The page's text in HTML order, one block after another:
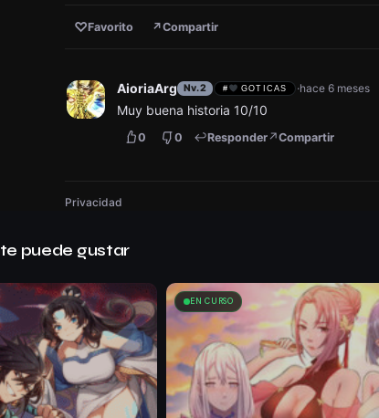
♡Favorito ↗Compartir
AioriaArg Nv.2 # GOTICAS ·hace 6 meses
Muy buena historia 10/10
0 0 Responder Compartir
Privacidad
puede gustar
EN CURSO